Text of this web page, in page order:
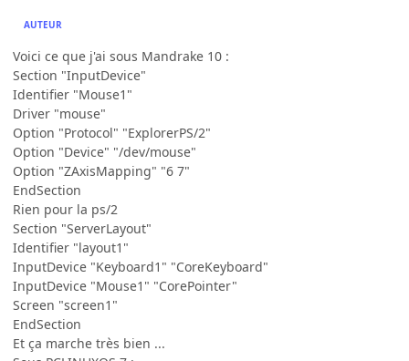
AUTEUR
Voici ce que j'ai sous Mandrake 10 :
Section "InputDevice"
Identifier "Mouse1"
Driver "mouse"
Option "Protocol" "ExplorerPS/2"
Option "Device" "/dev/mouse"
Option "ZAxisMapping" "6 7"
EndSection
Rien pour la ps/2
Section "ServerLayout"
Identifier "layout1"
InputDevice "Keyboard1" "CoreKeyboard"
InputDevice "Mouse1" "CorePointer"
Screen "screen1"
EndSection
Et ça marche très bien ...